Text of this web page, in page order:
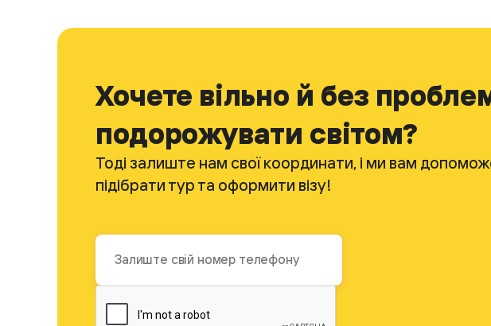
Хочете вільно й без
подорожувати світом?
Тоді залиште нам свої координати, і ми вам
підібрати тур та оформити візу!